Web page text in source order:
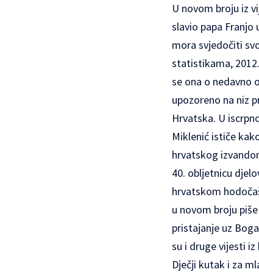
U novom broju iz
slavio papa
mora svjedočiti
statistikama,
se ona o nedavno
upozoreno na niz
Hrvatska. U
Miklenić ističe
hrvatskog
40. obljetnicu
hrvatskom
u novom broju
pristajanje uz
su i druge vijesti
Dječji kutak i za